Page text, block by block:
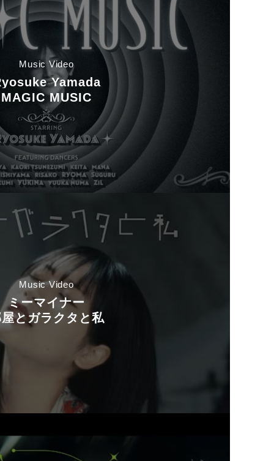
Music Video
Yamada
MAGIC MUSIC
Music Video
ミーマイナー
とガラクタと私